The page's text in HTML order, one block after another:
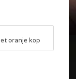
oranje kop